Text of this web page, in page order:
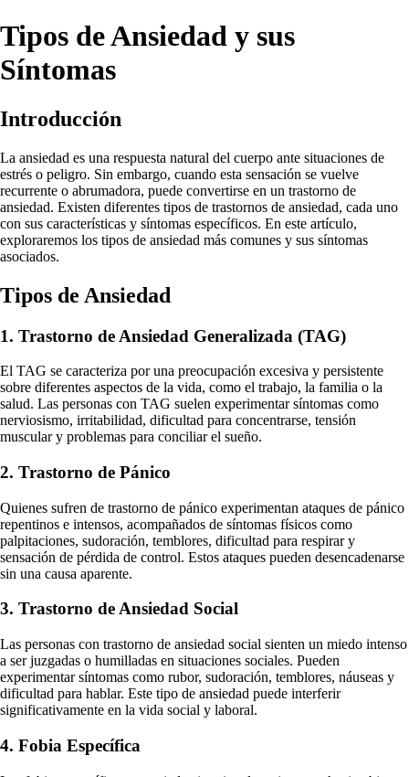
Tipos de Ansiedad y sus
Síntomas
Introducción
La ansiedad es una respuesta natural del cuerpo ante situaciones de
estrés o peligro. Sin embargo, cuando esta sensación se vuelve
recurrente o abrumadora, puede convertirse en un trastorno de
ansiedad. Existen diferentes tipos de trastornos de ansiedad, cada uno
con sus características y síntomas específicos. En este artículo,
exploraremos los tipos de ansiedad más comunes y sus síntomas
asociados.
Tipos de Ansiedad
1. Trastorno de Ansiedad Generalizada (TAG)
El TAG se caracteriza por una preocupación excesiva y persistente
sobre diferentes aspectos de la vida, como el trabajo, la familia o la
salud. Las personas con TAG suelen experimentar síntomas como
nerviosismo, irritabilidad, dificultad para concentrarse, tensión
muscular y problemas para conciliar el sueño.
2. Trastorno de Pánico
Quienes sufren de trastorno de pánico experimentan ataques de pánico
repentinos e intensos, acompañados de síntomas físicos como
palpitaciones, sudoración, temblores, dificultad para respirar y
sensación de pérdida de control. Estos ataques pueden desencadenarse
sin una causa aparente.
3. Trastorno de Ansiedad Social
Las personas con trastorno de ansiedad social sienten un miedo intenso
a ser juzgadas o humilladas en situaciones sociales. Pueden
experimentar síntomas como rubor, sudoración, temblores, náuseas y
dificultad para hablar. Este tipo de ansiedad puede interferir
significativamente en la vida social y laboral.
4. Fobia Específica